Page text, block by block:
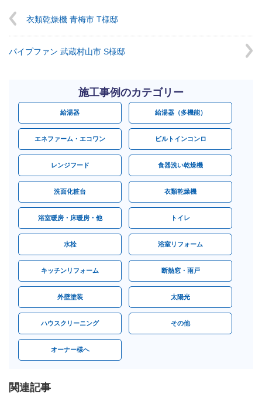
衣類乾燥機 青梅市 T様邸
パイプファン 武蔵村山市 S様邸
施工事例のカテゴリー
給湯器 給湯器（多機能）
エネファーム・エコワン ビルトインコンロ
レンジフード 食器洗い乾燥機
洗面化粧台 衣類乾燥機
浴室暖房・床暖房・他 トイレ
水栓 浴室リフォーム
キッチンリフォーム 断熱窓・雨戸
外壁塗装 太陽光
ハウスクリーニング その他
オーナー様へ
関連記事